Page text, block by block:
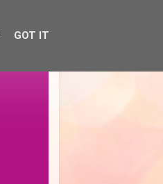
GOT IT